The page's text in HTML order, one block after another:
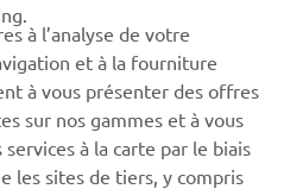
à l’analyse de votre
et à la fourniture
à vous présenter des offres
sur nos gammes et à vous
à la carte par le biais
les sites de tiers, y compris